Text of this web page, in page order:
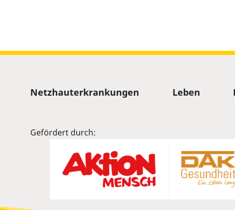
Sitemap
Netzhauterkrankungen Leben
Gefördert durch: